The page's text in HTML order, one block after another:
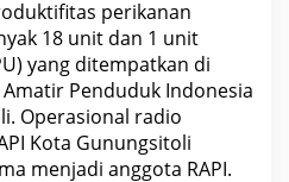
perikanan
18 unit dan 1 unit
yang ditempatkan di
Penduduk Indonesia
Operasional radio
Kota Gunungsitoli
menjadi anggota RAPI.